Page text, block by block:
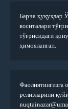
Барча ҳуқуқлар
воситалари
тўғрисидаги
ҳимояланган.
Фаолиятингизга
релизларини